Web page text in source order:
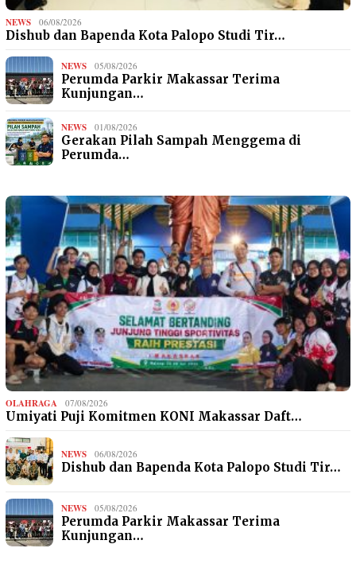
NEWS 06/08/2026
Dishub dan Bapenda Kota Palopo Studi Tir…
NEWS 05/08/2026
Perumda Parkir Makassar Terima
Kunjungan…
NEWS 01/08/2026
Gerakan Pilah Sampah Menggema di
Perumda…
OLAHRAGA 07/08/2026
Umiyati Puji Komitmen KONI Makassar Daft…
NEWS 06/08/2026
Dishub dan Bapenda Kota Palopo Studi Tir…
NEWS 05/08/2026
Perumda Parkir Makassar Terima
Kunjungan…